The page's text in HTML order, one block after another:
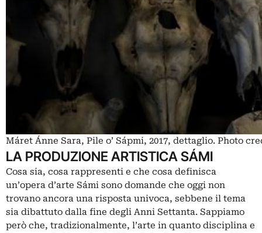
Máret Ánne Sara, Pile o’ Sápmi, 2017, dettaglio. Photo
LA PRODUZIONE ARTISTICA SÁMI
Cosa sia, cosa rappresenti e che cosa definisca
un’opera d’arte Sámi sono domande che oggi non
trovano ancora una risposta univoca, sebbene il tema
sia dibattuto dalla fine degli Anni Settanta. Sappiamo
però che, tradizionalmente, l’arte in quanto disciplina e